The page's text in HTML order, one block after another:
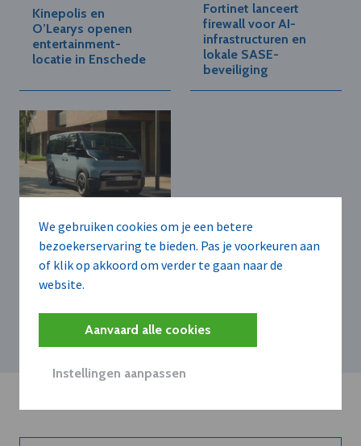
We gebruiken cookies om je een betere
bezoekerservaring te bieden. Pas je voorkeuren aan
of klik op akkoord om verder te gaan naar de
website.
Aanvaard alle cookies
Instellingen aanpassen
Kinepolis en
O’Learys openen
entertainment-
locatie in Enschede
Fortinet lanceert
firewall voor AI-
infrastructuren en
lokale SASE-
beveiliging
KIA BELGIUM N.V.
Kia breidt elektrisch
PV5-gamma uit met
zevenzits Passenger